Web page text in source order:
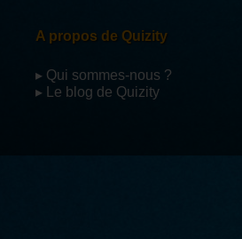
A propos de Quizity
▸ Qui sommes-nous ?
▸ Le blog de Quizity